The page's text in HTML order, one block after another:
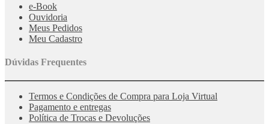
e-Book
Ouvidoria
Meus Pedidos
Meu Cadastro
Dúvidas Frequentes
Termos e Condições de Compra para Loja Virtual
Pagamento e entregas
Política de Trocas e Devoluções